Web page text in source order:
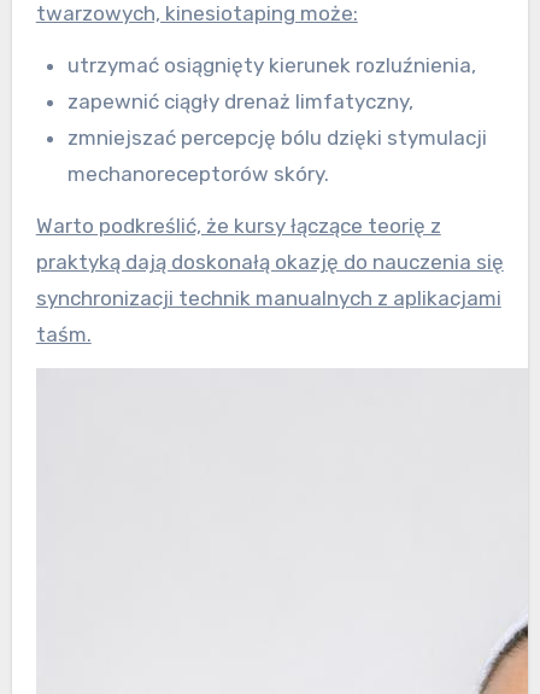
twarzowych, kinesiotaping może:
utrzymać osiągnięty kierunek rozluźnienia,
zapewnić ciągły drenaż limfatyczny,
zmniejszać percepcję bólu dzięki stymulacji
mechanoreceptorów skóry.
Warto podkreślić, że kursy łączące teorię z
praktyką dają doskonałą okazję do nauczenia się
synchronizacji technik manualnych z aplikacjami
taśm.